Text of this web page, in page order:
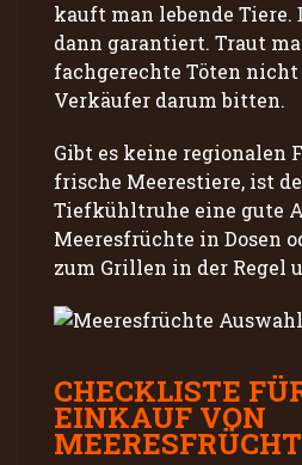
kauft man lebende Tiere.
dann garantiert. Traut
fachgerechte Töten nicht
Verkäufer darum bitten.
Gibt es keine regionalen
frische Meerestiere, ist
Tiefkühltruhe eine gute
Meeresfrüchte in Dosen
zum Grillen in der Regel
CHECKLISTE
EINKAUF VON